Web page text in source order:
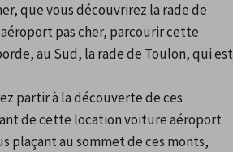
que vous découvrirez la rade de
pas cher, parcourir cette
au Sud, la rade de Toulon, qui est
partir à la découverte de ces
de cette location voiture aéroport
plaçant au sommet de ces monts,